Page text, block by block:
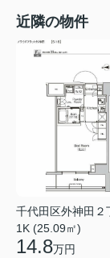
近隣の物件
千代田区外神田２
1K (25.09㎡)
14.8万円